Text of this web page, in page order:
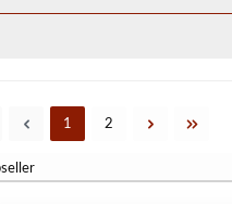
Seite
1 Seite
2